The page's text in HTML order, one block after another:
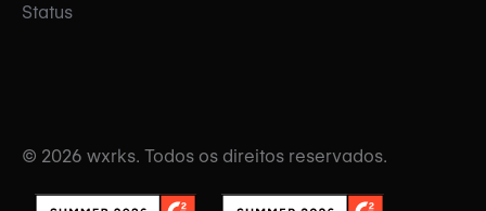
Status
© 2026 wxrks. Todos os direitos reservados.